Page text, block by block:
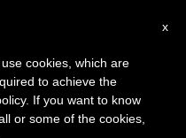
x
cookies, which are
to achieve the
If you want to know
or some of the cookies,